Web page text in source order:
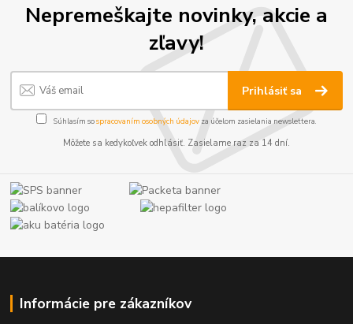
Nepremeškajte novinky, akcie a
zľavy!
Prihlásiť sa
Súhlasím sospracovaním osobných údajov za účelom zasielania newslettera.
Môžete sa kedykoľvek odhlásiť. Zasielame raz za 14 dní.
Informácie pre zákazníkov